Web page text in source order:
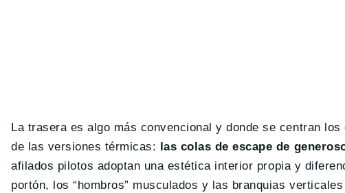
La trasera es algo más convencional y donde se centran
de las versiones térmicas:
las colas de escape de
afilados pilotos adoptan una estética interior propia y
portón, los “hombros” musculados y las branquias